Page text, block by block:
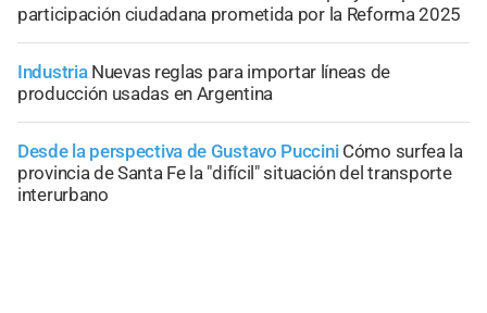
participación ciudadana prometida por la Reforma 2025
Industria Nuevas reglas para importar líneas de
producción usadas en Argentina
Desde la perspectiva de Gustavo Puccini Cómo surfea la
provincia de Santa Fe la "difícil" situación del transporte
interurbano